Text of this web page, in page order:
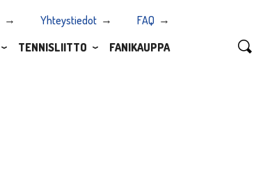
Yhteystiedot
FAQ
TENNISLIITTO FANIKAUPPA